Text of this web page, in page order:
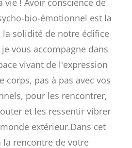
vie ! Avoir conscience de
bio-émotionnel est la
solidité de notre édifice
vous accompagne dans
vivant de l'expression
corps, pas à pas avec vos
pour les rencontrer,
et les ressentir vibrer
extérieur.Dans cet
la rencontre de votre